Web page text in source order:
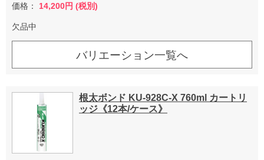
価格： 14,200円 (税別)
欠品中
バリエーション一覧へ
根太ボンド KU-928C-X 760ml カートリ
ッジ《12本/ケース》